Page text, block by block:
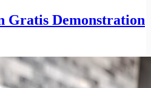
Gratis Demonstration